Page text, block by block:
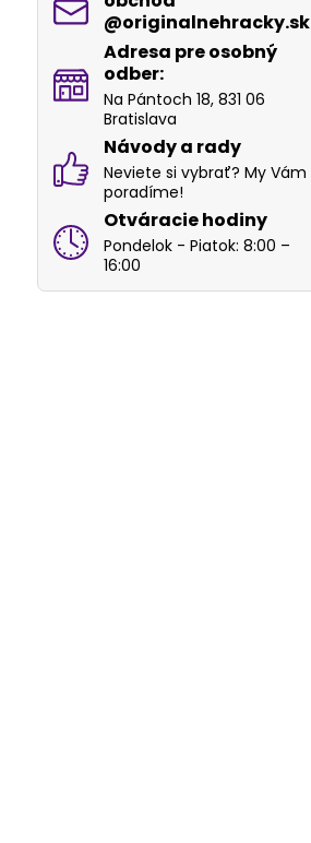
@originalnehracky​.sk
Adresa pre osobný
odber:
Na Pántoch 18, 831 06
Bratislava
Návody a rady
Neviete si vybrať? My Vám
poradíme!
Otváracie hodiny
Pondelok - Piatok: 8:00 –
16:00